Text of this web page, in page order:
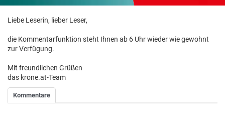
Liebe Leserin, lieber Leser,
die Kommentarfunktion steht Ihnen ab 6 Uhr wieder wie gewohnt
zur Verfügung.
Mit freundlichen Grüßen
das krone.at-Team